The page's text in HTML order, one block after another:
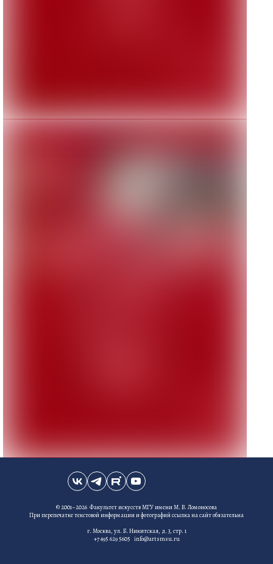
© 2001–2026 Факультет искусств МГУ имени М. В. Ломоносова
При перепечатке текстовой информации и фотографий ссылка на сайт обязательна
г. Москва, ул. Б. Никитская, д. 3, стр. 1
+7 495 629 5605 info@artsmsu.ru